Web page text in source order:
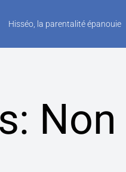
Hisséo, la parentalité épanouie